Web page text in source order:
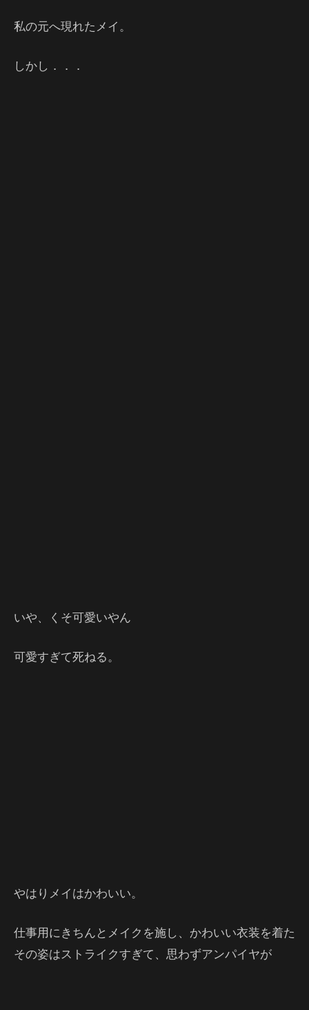
私の元へ現れたメイ。
しかし．．．
いや、くそ可愛いやん
可愛すぎて死ねる。
やはりメイはかわいい。
仕事用にきちんとメイクを施し、かわいい衣装を着た
その姿はストライクすぎて、思わずアンパイヤが